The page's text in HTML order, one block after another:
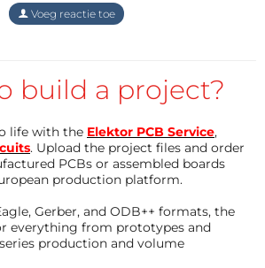
(136kb)
Voeg reactie toe
build a project?
life with the Elektor PCB Service,
. Upload the project files and order
PCBs or assembled boards
production platform.
Gerber, and ODB++ formats, the
everything from prototypes and
production and volume